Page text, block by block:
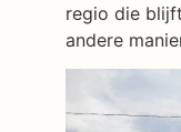
regio die
andere